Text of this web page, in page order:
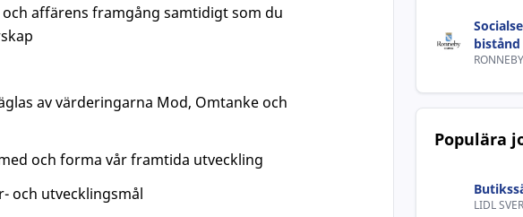
affärens framgång samtidigt som du
av värderingarna Mod, Omtanke och
och forma vår framtida utveckling
och utvecklingsmål
bistånd
Populära
LIDL